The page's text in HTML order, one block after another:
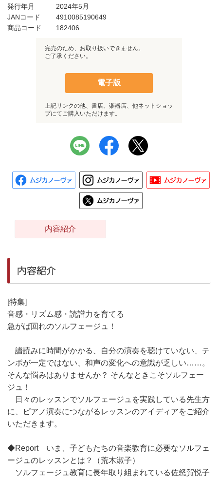
発行年月
2024年5月
JANコード
4910085190649
商品コード
182406
完売のため、お取り扱いできません。
ご了承ください。
電子版
上記リンクの他、書店、楽器店、他ネットショッ
プにてご購入いただけます。
内容紹介
内容紹介
[特集]
音感・リズム感・読譜力を育てる
急がば回れのソルフェージュ！
譜読みに時間がかかる、自分の演奏を聴けていない、テ
ンポが一定ではない、和声の変化への意識が乏しい……。
そんな悩みはありませんか？ そんなときこそソルフェー
ジュ！
日々のレッスンでソルフェージュを実践している先生方
に、ピアノ演奏につながるレッスンのアイディアをご紹介
いただきます。
◆Report いま、子どもたちの音楽教育に必要なソルフェ
ージュのレッスンとは？（荒木淑子）
ソルフェージュ教育に長年取り組まれている佐怒賀悦子